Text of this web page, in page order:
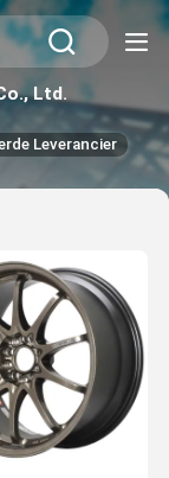
Ltd.
Leverancier